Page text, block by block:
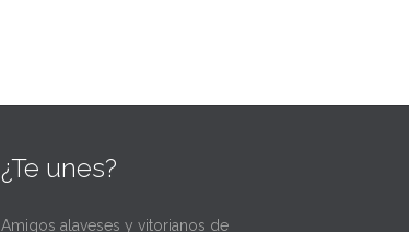
¿Te unes?
Amigos alaveses y vitorianos de